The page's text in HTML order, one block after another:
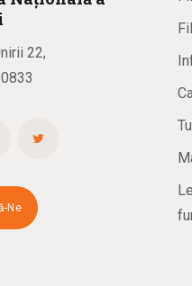
22,
Ne